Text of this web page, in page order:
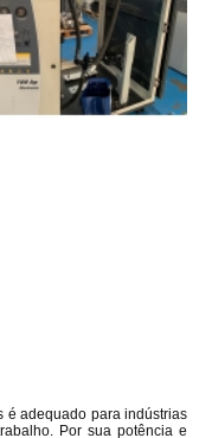
é adequado para indústrias
Por sua potência e